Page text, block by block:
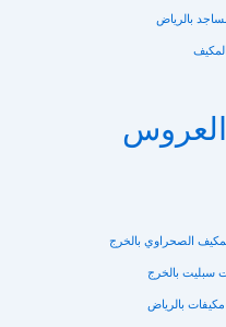
بالرياض
الصحراوي بالخرج
سبليت بالخرج
بالرياض